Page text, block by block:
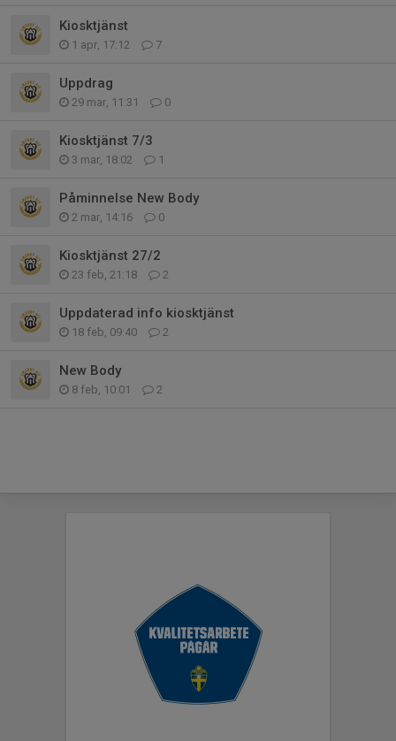
Kiosktjänst
1 apr, 17:12 7
Uppdrag
29 mar, 11:31 0
Kiosktjänst 7/3
3 mar, 18:02 1
Påminnelse New Body
2 mar, 14:16 0
Kiosktjänst 27/2
23 feb, 21:18 2
Uppdaterad info kiosktjänst
18 feb, 09:40 2
New Body
8 feb, 10:01 2